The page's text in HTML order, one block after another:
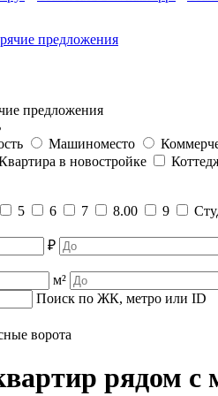
предложения
предложения
Машиноместо
в новостройке
5 6 7 8.00 9
₽
м²
Поиск по ЖК, метро или ID
ворота
рядом с